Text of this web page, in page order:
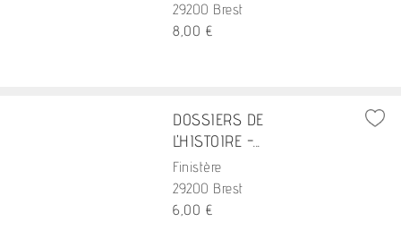
29200 Brest
8,00 €
DOSSIERS DE
L'HISTOIRE -...
Finistère
29200 Brest
6,00 €